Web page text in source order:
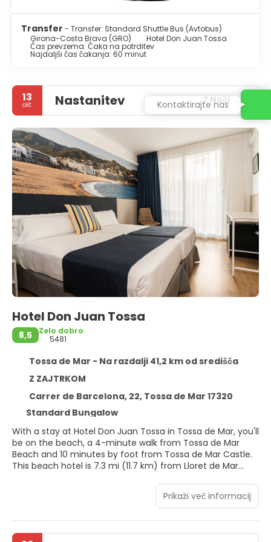
Transfer - Transfer: Standard Shuttle Bus (Avtobus)
Girona-Costa Brava (GRO)
Hotel Don Juan Tossa
Čas prevzema: Čaka na potrditev
Najdaljši čas čakanja: 60 minut
13
okt. Nastanitev 7 Noči
Hotel Don Juan Tossa
8,5
Zelo dobro
5481
Tossa de Mar - Na razdalji 41,2 km od središča
Z ZAJTRKOM
Carrer de Barcelona, 22, Tossa de Mar 17320
Standard Bungalow
With a stay at Hotel Don Juan Tossa in Tossa de Mar, you'll
be on the beach, a 4-minute walk from Tossa de Mar
Beach and 10 minutes by foot from Tossa de Mar Castle.
This beach hotel is 7.3 mi (11.7 km) from Lloret de Mar
Take advantage of recreation opportunities such as an
outdoor pool or take in the view from a terrace and a
garden. Additional features at this hotel include
complimentary wireless internet access, concierge
Prikaži več informacij
Kontaktirajte nas